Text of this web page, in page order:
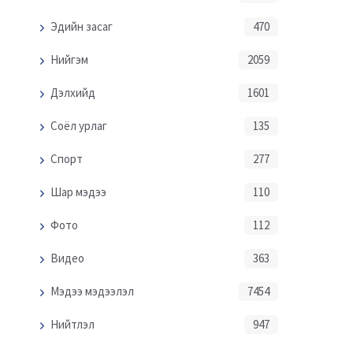
Эдийн засаг 470
Нийгэм 2059
Дэлхийд 1601
Соёл урлаг 135
Спорт 277
Шар мэдээ 110
Фото 112
Видео 363
Мэдээ мэдээлэл 7454
Нийтлэл 947